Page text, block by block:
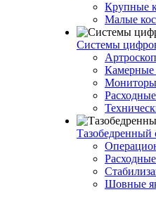
Крупные
Малые
Системы
Камерные
Мониторы
Тазобедренный
Шовные